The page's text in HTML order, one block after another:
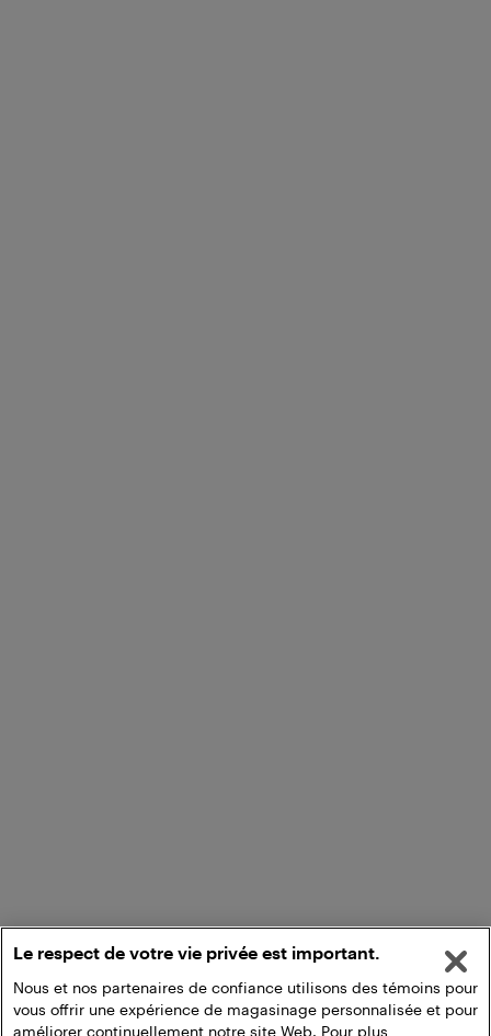
Le respect de votre vie privée est important.
Nous et nos partenaires de confiance utilisons des témoins pour
vous offrir une expérience de magasinage personnalisée et pour
améliorer continuellement notre site Web. Pour plus